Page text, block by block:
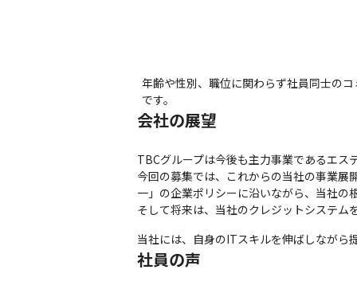
年齢や性別、職位に関わらず社員同士の
です。
会社の展望
TBCグループは今後も主力事業であるエス
今回の募集では、これからの当社の事業展
一」の企業ポリシーに沿いながら、当社の
そして将来は、当社のクレジットシステム
当社には、自身のITスキルを伸ばしながら
社員の声